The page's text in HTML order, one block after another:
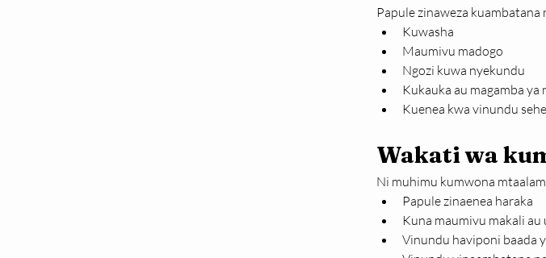
Papule zinaweza kuambatana
Kuwasha
Maumivu madogo
Ngozi kuwa nyekundu
Kukauka au magamba ya
Kuenea kwa vinundu
Wakati wa
Ni muhimu kumwona
Papule zinaenea haraka
Kuna maumivu makali au
Vinundu haviponi baada